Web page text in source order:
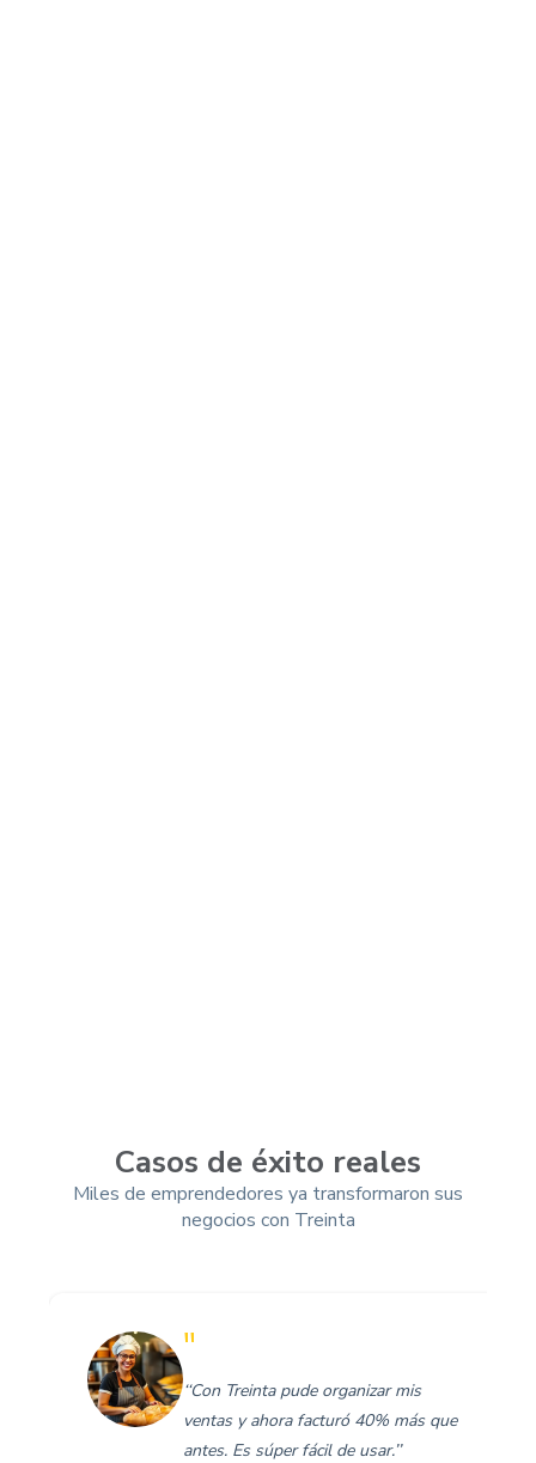
Casos de éxito reales
Miles de emprendedores ya transformaron sus
negocios con Treinta
"
‘‘Con Treinta pude organizar mis
ventas y ahora facturó 40% más que
antes. Es súper fácil de usar.’’